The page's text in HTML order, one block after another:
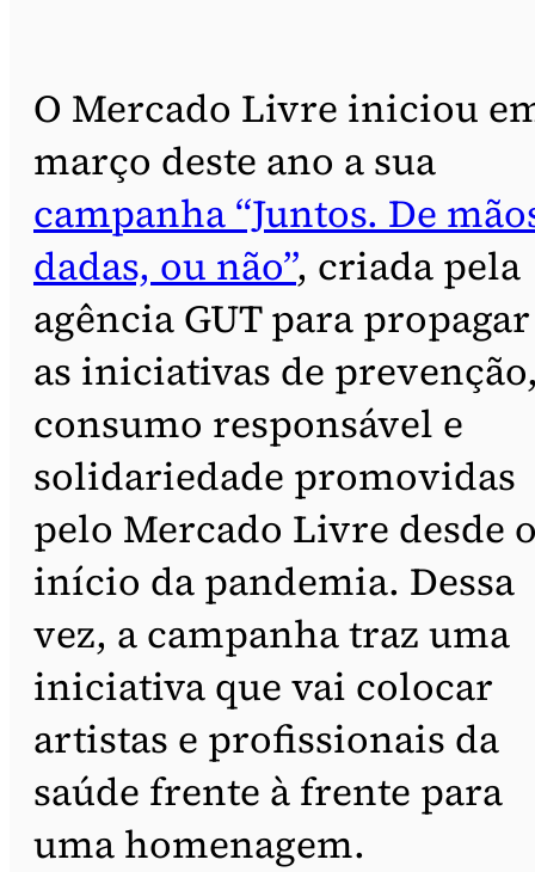
O Mercado Livre iniciou
março deste ano a sua
campanha “Juntos. De
dadas, ou não”, criada pela
agência GUT para propagar
as iniciativas de
consumo responsável e
solidariedade promovidas
pelo Mercado Livre desde
início da pandemia. Dessa
vez, a campanha traz uma
iniciativa que vai colocar
artistas e profissionais da
saúde frente à frente para
uma homenagem.